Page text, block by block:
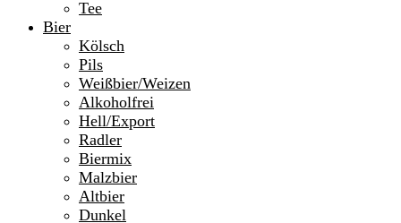
Tee
Bier
Kölsch
Pils
Weißbier/Weizen
Alkoholfrei
Hell/Export
Radler
Biermix
Malzbier
Altbier
Dunkel